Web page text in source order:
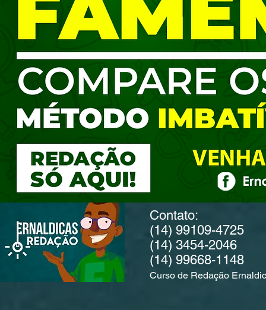
Contato:
(14) 99109-4725
(14) 3454-2046
(14) 99668-1148
Curso de Redação